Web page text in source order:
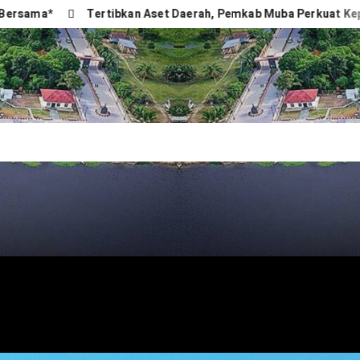
Tertibkan Aset Daerah, Pemkab Muba Perkuat Kepastian